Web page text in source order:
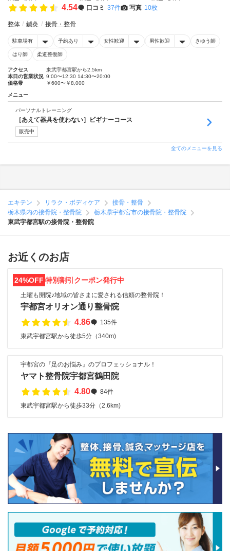
4.54 口コミ 37件 写真 10枚
整体 鍼灸 接骨・整骨
駐車場有 予約あり 女性歓迎 男性歓迎 きゆう師
はり師 柔道整復師
アクセス
東武宇都宮駅から2.5km
本日の営業状況 9:00〜12:30 14:30〜20:00
価格帯
￥600〜￥8,000
メニュー
パーソナルトレーニング
［あえて器具を使わない］ビギナーコース
販売中
全てのメニューを見る
エキテン リラク・ボディケア
接骨・整骨
栃木県内の接骨院・整骨院
栃木県宇都宮市の接骨院・整骨院
東武宇都宮駅の接骨院・整骨院
お近くのお店
24%OFF 特別割引クーポン発行中
土曜も開院♪地域の皆さまに愛される信頼の整骨院！
宇都宮オリオン通り整骨院
4.86
135件
東武宇都宮駅から徒歩5分（340m)
宇都宮の『足のお悩み』のプロフェッショナル！
ヤマト整骨院宇都宮鶴田院
4.80
84件
東武宇都宮駅から徒歩33分（2.6km)